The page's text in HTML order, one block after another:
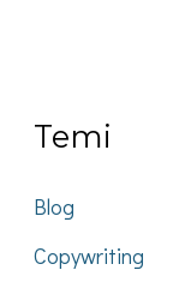
Temi
Blog
Copywriting